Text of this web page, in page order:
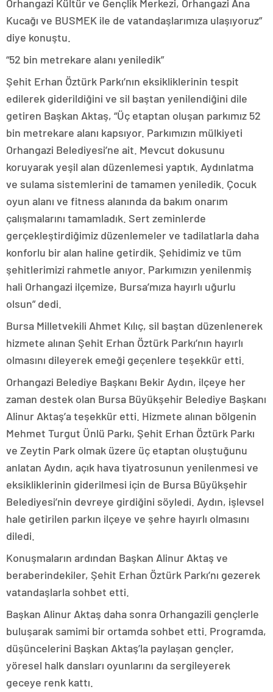
Orhangazi Kültür ve Gençlik Merkezi, Orhangazi Ana
Kucağı ve BUSMEK ile de vatandaşlarımıza ulaşıyoruz”
diye konuştu.
“52 bin metrekare alanı yeniledik”
Şehit Erhan Öztürk Parkı’nın eksikliklerinin tespit
edilerek giderildiğini ve sil baştan yenilendiğini dile
getiren Başkan Aktaş, “Üç etaptan oluşan parkımız 52
bin metrekare alanı kapsıyor. Parkımızın mülkiyeti
Orhangazi Belediyesi’ne ait. Mevcut dokusunu
koruyarak yeşil alan düzenlemesi yaptık. Aydınlatma
ve sulama sistemlerini de tamamen yeniledik. Çocuk
oyun alanı ve fitness alanında da bakım onarım
çalışmalarını tamamladık. Sert zeminlerde
gerçekleştirdiğimiz düzenlemeler ve tadilatlarla daha
konforlu bir alan haline getirdik. Şehidimiz ve tüm
şehitlerimizi rahmetle anıyor. Parkımızın yenilenmiş
hali Orhangazi ilçemize, Bursa’mıza hayırlı uğurlu
olsun” dedi.
Bursa Milletvekili Ahmet Kılıç, sil baştan düzenlenerek
hizmete alınan Şehit Erhan Öztürk Parkı’nın hayırlı
olmasını dileyerek emeği geçenlere teşekkür etti.
Orhangazi Belediye Başkanı Bekir Aydın, ilçeye her
zaman destek olan Bursa Büyükşehir Belediye Başkanı
Alinur Aktaş’a teşekkür etti. Hizmete alınan bölgenin
Mehmet Turgut Ünlü Parkı, Şehit Erhan Öztürk Parkı
ve Zeytin Park olmak üzere üç etaptan oluştuğunu
anlatan Aydın, açık hava tiyatrosunun yenilenmesi ve
eksikliklerinin giderilmesi için de Bursa Büyükşehir
Belediyesi’nin devreye girdiğini söyledi. Aydın, işlevsel
hale getirilen parkın ilçeye ve şehre hayırlı olmasını
diledi.
Konuşmaların ardından Başkan Alinur Aktaş ve
beraberindekiler, Şehit Erhan Öztürk Parkı’nı gezerek
vatandaşlarla sohbet etti.
Başkan Alinur Aktaş daha sonra Orhangazili gençlerle
buluşarak samimi bir ortamda sohbet etti. Programda,
düşüncelerini Başkan Aktaş’la paylaşan gençler,
yöresel halk dansları oyunlarını da sergileyerek
geceye renk kattı.